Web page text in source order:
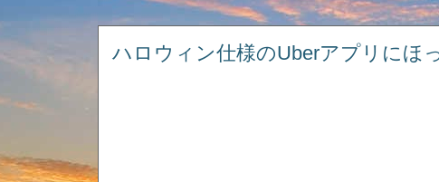
ハロウィン仕様のUberアプリにほ